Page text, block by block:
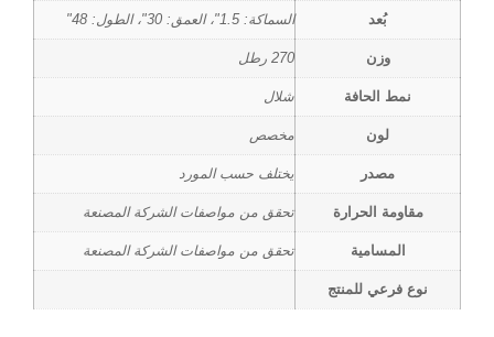
بُعد السماكة: 1.5"، العمق: 30"، الطول: 48"
وزن 270 رطل
نمط الحافة شلال
لون مخصص
مصدر يختلف حسب المورد
مقاومة الحرارة تحقق من مواصفات الشركة المصنعة
المسامية تحقق من مواصفات الشركة المصنعة
نوع فرعي للمنتج